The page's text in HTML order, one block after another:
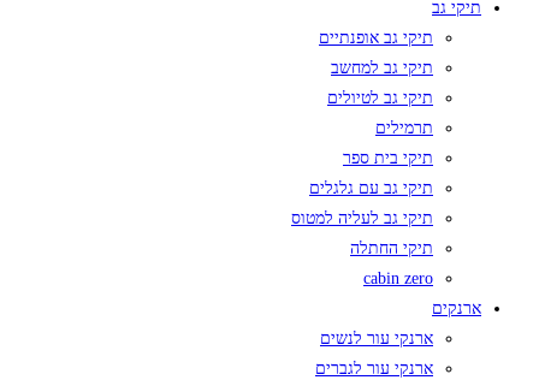
תיקי גב
תיקי גב אופנתיים
תיקי גב למחשב
תיקי גב לטיולים
תרמילים
תיקי בית ספר
תיקי גב עם גלגלים
תיקי גב לעליה למטוס
תיקי החתלה
cabin zero
ארנקים
ארנקי עור לנשים
ארנקי עור לגברים